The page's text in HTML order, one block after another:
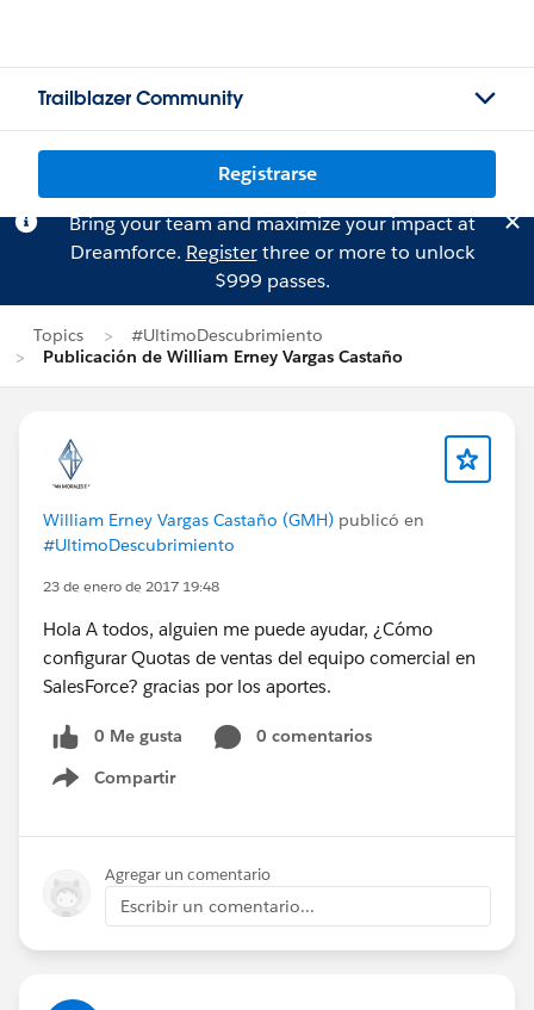
Trailblazer Community
Registrarse
Bring your team and maximize your impact at
Dreamforce. Registerthree or more to unlock
$999 passes.
Topics
#UltimoDescubrimiento
Publicación de William Erney Vargas Castaño
William Erney Vargas Castaño (GMH) publicó en
#UltimoDescubrimiento
23 de enero de 2017 19:48
Hola A todos, alguien me puede ayudar, ¿Cómo
configurar Quotas de ventas del equipo comercial en
SalesForce? gracias por los aportes.
0 Me gusta
0 comentarios
Compartir
Show menu
Agregar un comentario
Escribir un comentario...